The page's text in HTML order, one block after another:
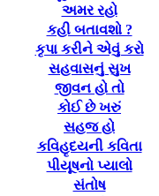
અમર રહો
કહી બતાવશો ?
કૃપા કરીને એવું કરો
સહવાસનું સુખ
જીવન હો તો
કોઈ છે ખરું
સહજ હો
કવિહૃદયની કવિતા
પીયૂષનો પ્યાલો
સંતોષ